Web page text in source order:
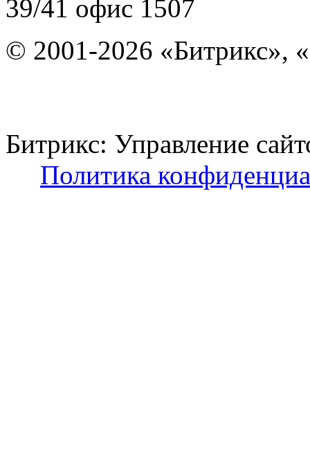
39/41 офис 1507
© 2001-2026 «Битрикс»,
Битрикс: Управление
Политика